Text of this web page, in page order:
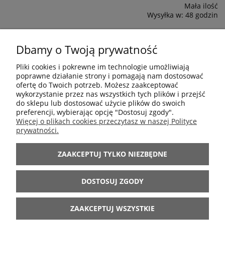
Mała ilość
Wysyłka w: 48 godzin
Cena regularna:
Najniższa cena:30,40 zł
DO KOSZYKA
Świeca Walcowa Rustykalna
Lene Bjerre Ø7,5 x 20 cm –
Czerwona
Dbamy o Twoją prywatność
Pliki cookies i pokrewne im technologie umożliwiają
poprawne działanie strony i pomagają nam dostosować
ofertę do Twoich potrzeb. Możesz zaakceptować
wykorzystanie przez nas wszystkich tych plików i przejść
do sklepu lub dostosować użycie plików do swoich
preferencji, wybierając opcję "Dostosuj zgody".
Więcej o plikach cookies przeczytasz w naszej Polityce
prywatności.
ZAAKCEPTUJ TYLKO NIEZBĘDNE
DOSTOSUJ ZGODY
ZAAKCEPTUJ WSZYSTKIE